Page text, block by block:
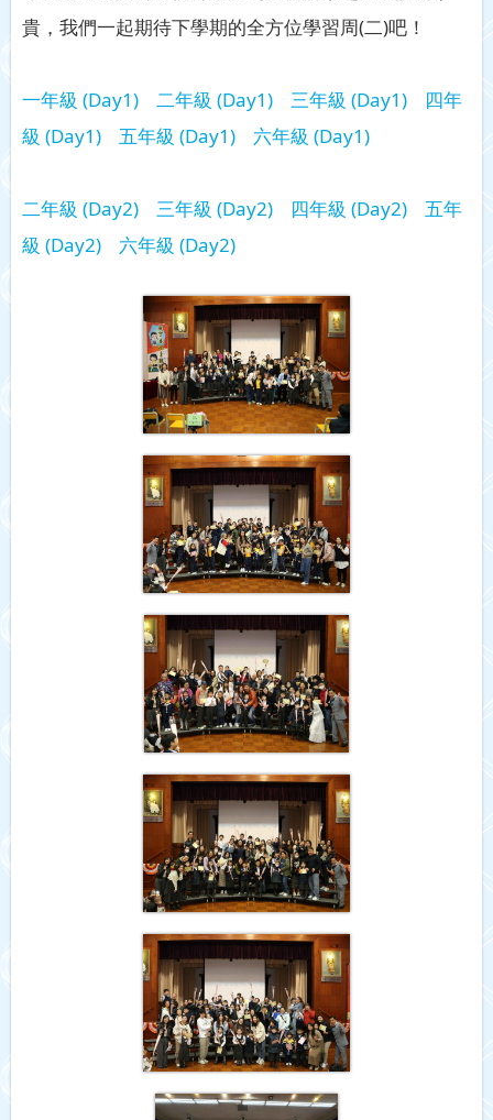
貴，我們一起期待下學期的全方位學習周(二)吧！
一年級 (Day1) 二年級 (Day1) 三年級 (Day1)
四年
級 (Day1)
五年級 (Day1) 六年級 (Day1)
二年級 (Day2) 三年級 (Day2) 四年級 (Day2)
五年
級 (Day2)
六年級 (Day2)